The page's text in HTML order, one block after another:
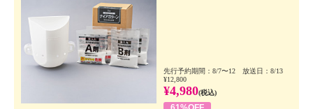
先行予約期間：8/7〜12 放送日：8/13
¥12,800
¥4,980(税込)